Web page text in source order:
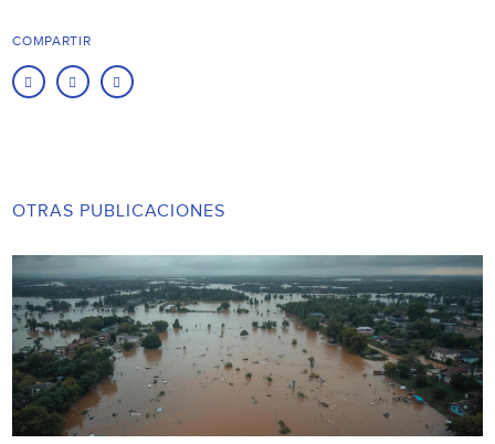
COMPARTIR
OTRAS PUBLICACIONES